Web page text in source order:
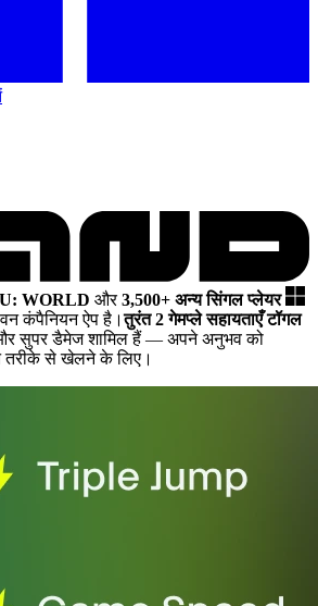
WORLD और3,500+ अन्य सिंगल प्लेयर
कंपैनियन ऐप है।तुरंत 2 गेमप्ले सहायताएँ टॉगल
सुपर डैमेज शामिल हैं — अपने अनुभव को
से खेलने के लिए।